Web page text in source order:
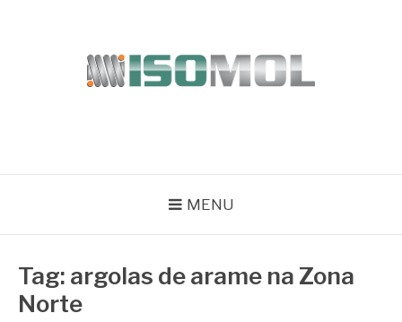
MENU
Tag: argolas de arame na Zona
Norte